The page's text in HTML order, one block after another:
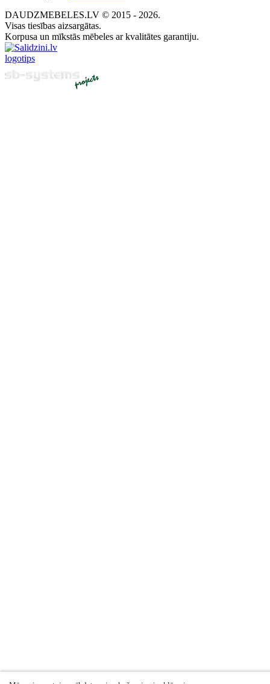
DAUDZMEBELES.LV © 2015 - 2026.
Visas tiesības aizsargātas.
Korpusa un mīkstās mēbeles ar kvalitātes garantiju.